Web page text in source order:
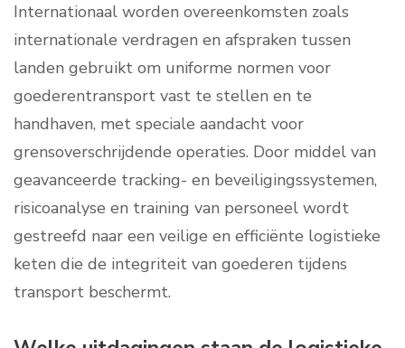
Internationaal worden overeenkomsten zoals
internationale verdragen en afspraken tussen
landen gebruikt om uniforme normen voor
goederentransport vast te stellen en te
handhaven, met speciale aandacht voor
grensoverschrijdende operaties. Door middel van
geavanceerde tracking- en beveiligingssystemen,
risicoanalyse en training van personeel wordt
gestreefd naar een veilige en efficiënte logistieke
keten die de integriteit van goederen tijdens
transport beschermt.